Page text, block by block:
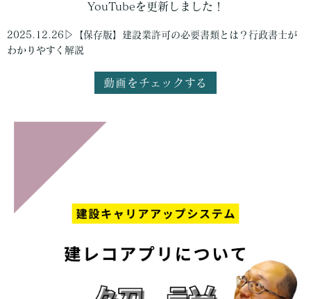
YouTubeを更新しました！
2025.12.26▷【保存版】建設業許可の必要書類とは？行政書士が
わかりやすく解説
動画をチェックする